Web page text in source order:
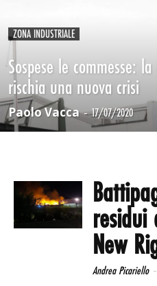
ZONA INDUSTRIALE
Sospese le commesse: la
rischia una nuova crisi
Paolo Vacca - 17/07/2020
residui
New
Andrea Picariello -